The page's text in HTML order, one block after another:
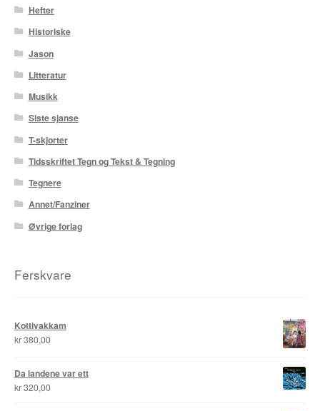
Hefter
Historiske
Jason
Litteratur
Musikk
Siste sjanse
T-skjorter
Tidsskriftet Tegn og Tekst & Tegning
Tegnere
Annet/Fanziner
Øvrige forlag
Ferskvare
Kottivakkam
kr380,00
Da landene var ett
kr320,00